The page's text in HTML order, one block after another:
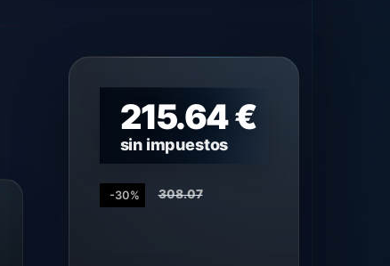
215.64 €
sin impuestos
-30% 308.07